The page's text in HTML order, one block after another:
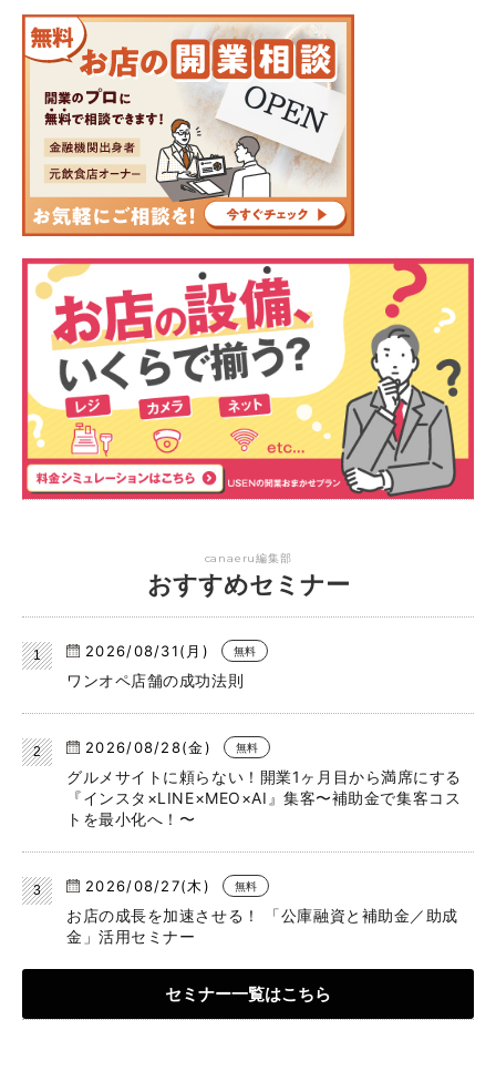
canaeru編集部
おすすめセミナー
2026/08/31(月) 無料
ワンオペ店舗の成功法則
2026/08/28(金) 無料
グルメサイトに頼らない！開業1ヶ月目から満席にする
『インスタ×LINE×MEO×AI』集客〜補助金で集客コス
トを最小化へ！〜
2026/08/27(木) 無料
お店の成長を加速させる！ 「公庫融資と補助金／助成
金」活用セミナー
セミナー一覧はこちら